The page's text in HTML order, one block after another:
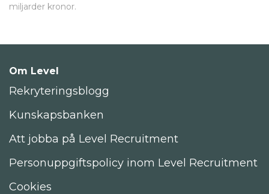
miljarder kronor.
Om Level
Rekryteringsblogg
Kunskapsbanken
Att jobba på Level Recruitment
Personuppgiftspolicy inom Level Recruitment
Cookies